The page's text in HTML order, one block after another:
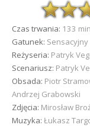
Czas trwania: 133 min
Gatunek: Sensacyjny
Reżyseria: Patryk
Scenariusz: Patryk
Obsada: Piotr
Andrzej Grabowski
Zdjęcia: Mirosław
Muzyka: Łukasz